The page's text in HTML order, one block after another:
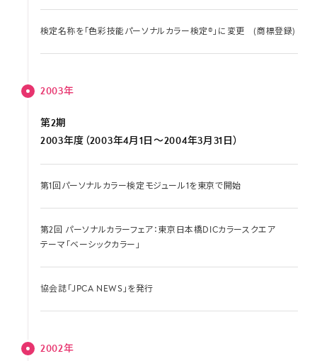
検定名称を｢色彩技能パーソナルカラー検定®｣に変更 (商標登録)
2003年
第2期
2003年度（2003年4月1日～2004年3月31日）
第1回パーソナルカラー検定モジュール1を東京で開始
第2回 パーソナルカラーフェア：東京日本橋DICカラースクエア
テーマ「ベーシックカラー」
協会誌「JPCA NEWS」を発行
2002年